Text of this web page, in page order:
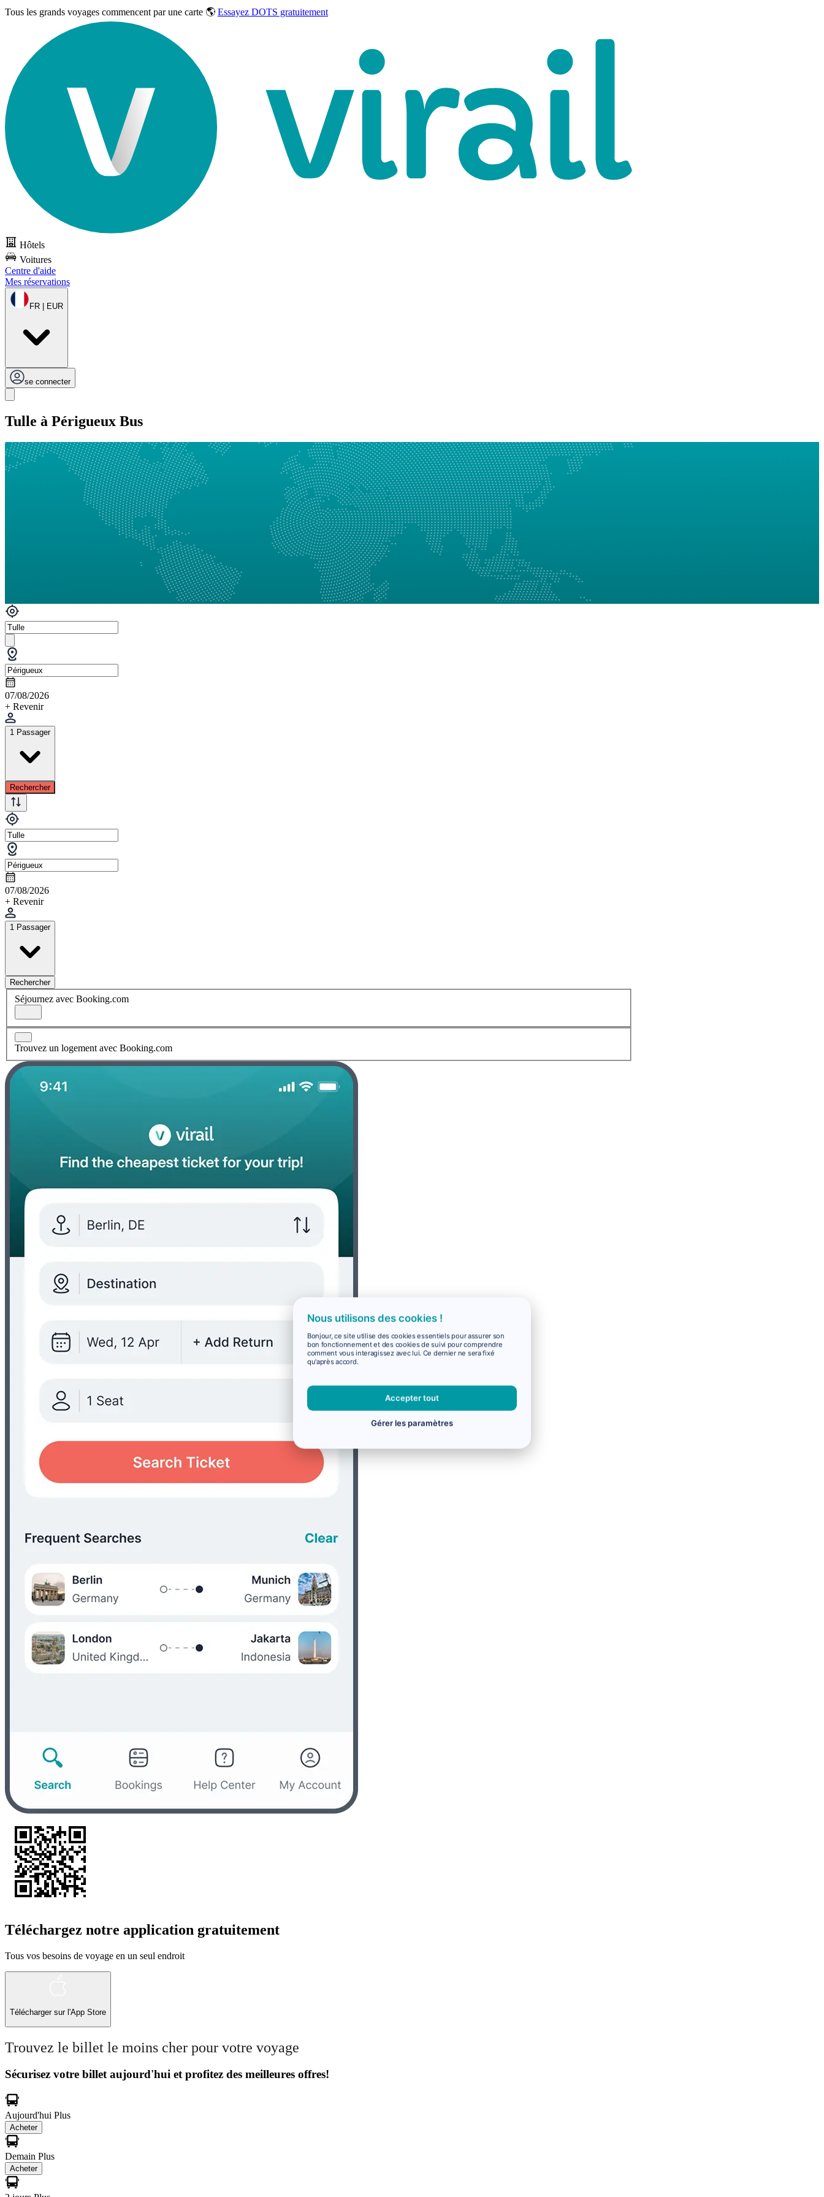
Tous les grands voyages commencent par une carte 🌎 Essayez DOTS gratuitement
Hôtels
Voitures
Centre d'aide
Mes réservations
FR | EUR
se connecter
Tulle à Périgueux Bus
07/08/2026
+ Revenir
1 Passager
Rechercher
07/08/2026
+ Revenir
1 Passager
Rechercher
Séjournez avec Booking.com
Trouvez un logement avec Booking.com
Téléchargez notre application gratuitement
Tous vos besoins de voyage en un seul endroit
Télécharger sur l'App Store
Trouvez le billet le moins cher pour votre voyage
Sécurisez votre billet aujourd'hui et profitez des meilleures offres!
Aujourd'hui Plus
Acheter
Demain Plus
Acheter
Nous utilisons des cookies !
Bonjour, ce site utilise des cookies essentiels pour assurer son
bon fonctionnement et des cookies de suivi pour comprendre
comment vous interagissez avec lui. Ce dernier ne sera fixé
qu'après accord.
Accepter tout
Gérer les paramètres